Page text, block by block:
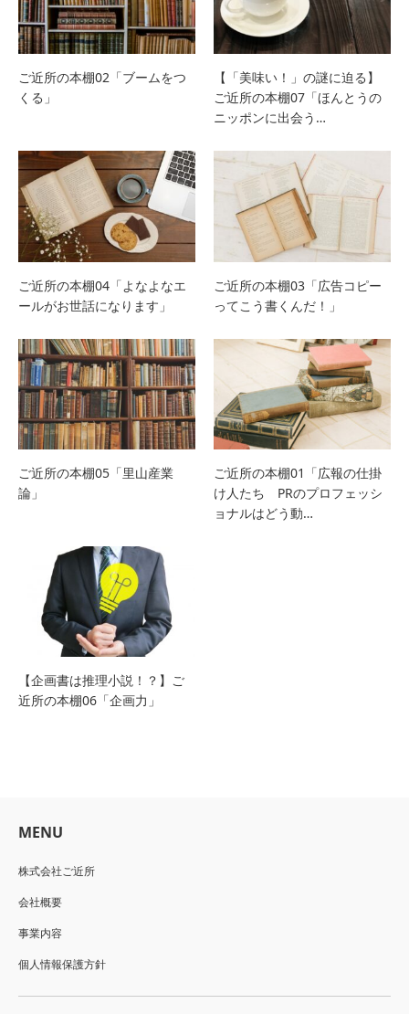
ご近所の本棚02「ブームをつ
くる」
【「美味い！」の謎に迫る】
ご近所の本棚07「ほんとうの
ニッポンに出会う…
ご近所の本棚04「よなよなエ
ールがお世話になります」
ご近所の本棚03「広告コピー
ってこう書くんだ！」
ご近所の本棚05「里山産業
論」
ご近所の本棚01「広報の仕掛
け人たち PRのプロフェッシ
ョナルはどう動…
【企画書は推理小説！？】ご
近所の本棚06「企画力」
MENU
株式会社ご近所
会社概要
事業内容
個人情報保護方針